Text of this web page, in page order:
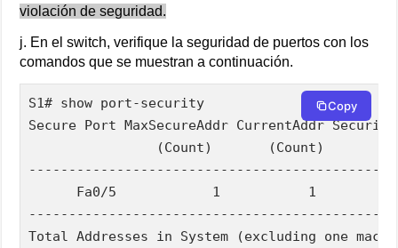
violación de seguridad.
j. En el switch, verifique la seguridad de puertos con los
comandos que se muestran a continuación.
S1# show port-security
Secure Port MaxSecureAddr CurrentAddr
(Count)       (Count)
Fa0/5            1           1
Total Addresses in System (excluding one
Copy